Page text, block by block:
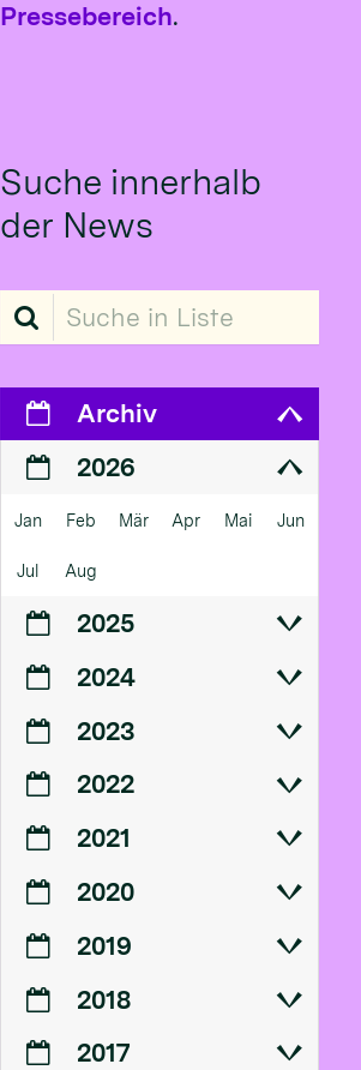
Pressebereich.
Suche innerhalb
der News
Suche in Liste
Archiv
2026
Jan Feb Mär Apr Mai Jun
Jul Aug
2025
2024
2023
2022
2021
2020
2019
2018
2017